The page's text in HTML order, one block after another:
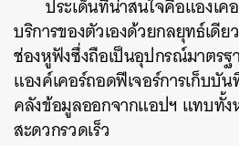
ประเด็นที่น่าสนใจคือแองเค
บริการของตัวเองด้วยกลยุทธ์เดี
ช่องหูฟังซึ่งถือเป็นอุปกรณ์มาตรฐ
แองค์เคอร์ถอดฟีเจอร์การเก็บบั
คลังข้อมูลออกจากแอปฯ แทบทั้
สะดวกรวดเร็ว
ค้นหา
SHARE TWEET